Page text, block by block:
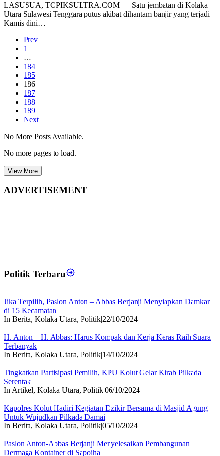
LASUSUA, TOPIKSULTRA.COM — Satu jembatan di Kolaka
Utara Sulawesi Tenggara putus akibat dihantam banjir yang terjadi
Kamis dini…
Prev
1
…
184
185
186
187
188
189
Next
No More Posts Available.
No more pages to load.
View More
ADVERTISEMENT
Politik Terbaru
Jika Terpilih, Paslon Anton – Abbas Berjanji Menyiapkan Damkar
di 15 Kecamatan
In Berita, Kolaka Utara, Politik|22/10/2024
H. Anton – H. Abbas: Harus Kompak dan Kerja Keras Raih Suara
Terbanyak
In Berita, Kolaka Utara, Politik|14/10/2024
Tingkatkan Partisipasi Pemilih, KPU Kolut Gelar Kirab Pilkada
Serentak
In Artikel, Kolaka Utara, Politik|06/10/2024
Kapolres Kolut Hadiri Kegiatan Dzikir Bersama di Masjid Agung
Untuk Wujudkan Pilkada Damai
In Berita, Kolaka Utara, Politik|05/10/2024
Paslon Anton-Abbas Berjanji Menyelesaikan Pembangunan
Dermaga Kontainer di Sapoiha